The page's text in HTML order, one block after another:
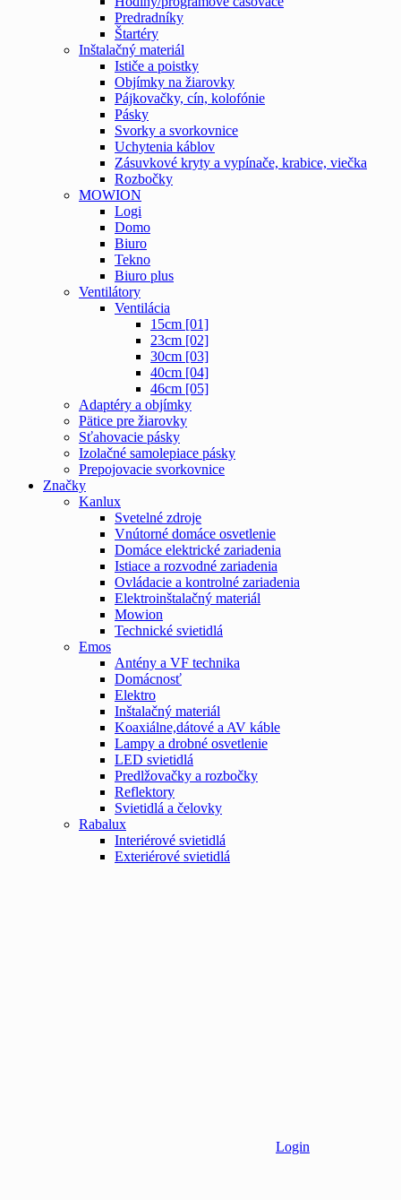
Predradníky
Štartéry
Inštalačný materiál
Ističe a poistky
Objímky na žiarovky
Pájkovačky, cín, kolofónie
Pásky
Svorky a svorkovnice
Uchytenia káblov
Zásuvkové kryty a vypínače, krabice, viečka
Rozbočky
MOWION
Logi
Domo
Biuro
Tekno
Biuro plus
Ventilátory
Ventilácia
15cm [01]
23cm [02]
30cm [03]
40cm [04]
46cm [05]
Adaptéry a objímky
Pätice pre žiarovky
Sťahovacie pásky
Izolačné samolepiace pásky
Prepojovacie svorkovnice
Značky
Kanlux
Svetelné zdroje
Vnútorné domáce osvetlenie
Domáce elektrické zariadenia
Istiace a rozvodné zariadenia
Ovládacie a kontrolné zariadenia
Elektroinštalačný materiál
Mowion
Technické svietidlá
Emos
Antény a VF technika
Domácnosť
Elektro
Inštalačný materiál
Koaxiálne,dátové a AV káble
Lampy a drobné osvetlenie
LED svietidlá
Predlžovačky a rozbočky
Reflektory
Svietidlá a čelovky
Rabalux
Interiérové svietidlá
Exteriérové svietidlá
Login